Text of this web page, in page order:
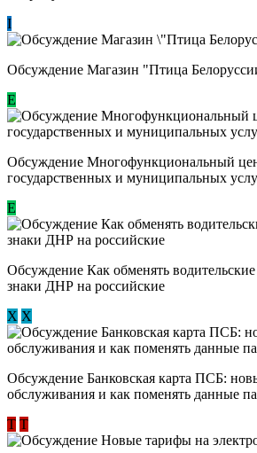
I
Обсуждение Магазин "Птица
Е
Обсуждение Многофункциональный
государственных и муниципальных
E
Обсуждение ​Как обменять
знаки ДНР на российские
Х Х
Обсуждение ​Банковская карта ПСБ:
обслуживания и как поменять данные
Т Т